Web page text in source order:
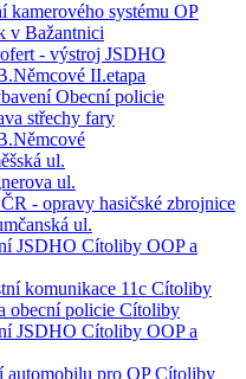
kamerového systému OP
v Bažantnici
- výstroj JSDHO
II.etapa
Obecní policie
střechy fary
ul.
ul.
- opravy hasičské zbrojnice
ul.
JSDHO Cítoliby OOP a
komunikace 11c Cítoliby
obecní policie Cítoliby
JSDHO Cítoliby OOP a
automobilu pro OP Cítoliby